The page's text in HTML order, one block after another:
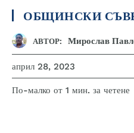
ОБЩИНСКИ
АВТОР: Мирослав
април 28, 2023
По-малко от 1 мин. за четене